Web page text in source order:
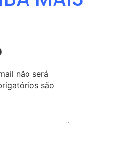
não será
são